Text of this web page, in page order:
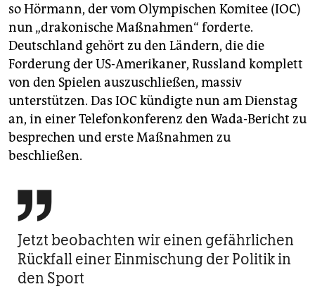
so Hörmann, der vom Olympischen Komitee (IOC)
nun „drakonische Maßnahmen“ forderte.
Deutschland gehört zu den Ländern, die die
Forderung der US-Amerikaner, Russland komplett
von den Spielen auszuschließen, massiv
unterstützen. Das IOC kündigte nun am Dienstag
an, in einer Telefonkonferenz den Wada-Bericht zu
besprechen und erste Maßnahmen zu
beschließen.

Jetzt beobachten wir einen gefährlichen
Rückfall einer Einmischung der Politik in
den Sport